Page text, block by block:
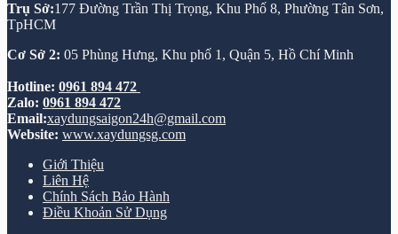
Trụ Sở:177 Đường Trần Thị Trọng, Khu Phố 8, Phường Tân Sơn,
TpHCM
Cơ Sở 2: 05 Phùng Hưng, Khu phố 1, Quận 5, Hồ Chí Minh
Hotline: 0961 894 472
Zalo: 0961 894 472
Email:xaydungsaigon24h@gmail.com
Website: www.xaydungsg.com
Giới Thiệu
Liên Hệ
Chính Sách Bảo Hành
Điều Khoản Sử Dụng